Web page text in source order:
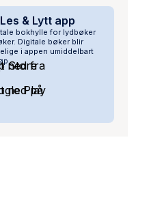
& Lytt app
bokhylle for lydbøker
Digitale bøker blir
i appen umiddelbart